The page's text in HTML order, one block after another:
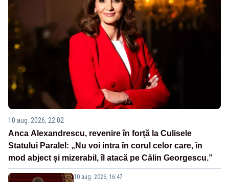
10 aug. 2026, 22:02
Anca Alexandrescu, revenire în forță la Culisele
Statului Paralel: „Nu voi intra în corul celor care, în
mod abject și mizerabil, îl atacă pe Călin Georgescu.”
10 aug. 2026, 16:47